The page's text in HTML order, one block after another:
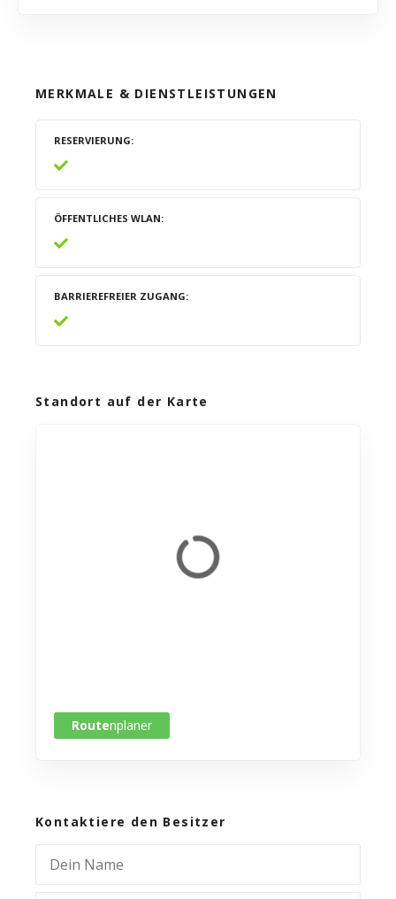
MERKMALE & DIENSTLEISTUNGEN
RESERVIERUNG
ÖFFENTLICHES WLAN
BARRIEREFREIER ZUGANG
Standort auf der Karte
Routenplaner
Kontaktiere den Besitzer